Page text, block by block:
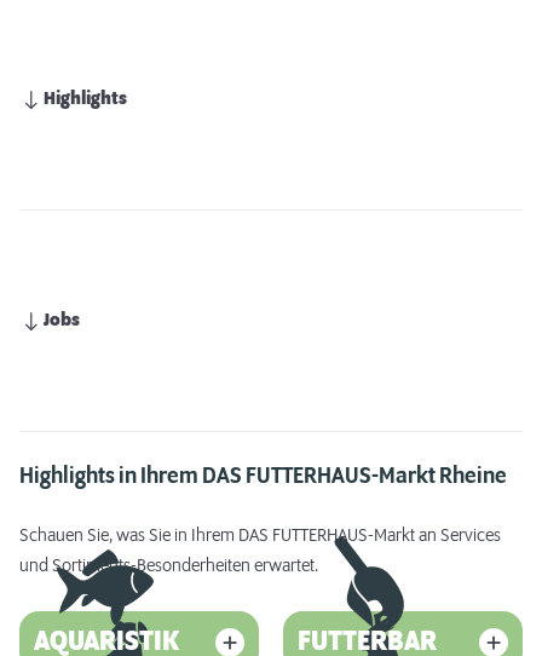
Highlights
Jobs
Highlights in Ihrem DAS FUTTERHAUS-Markt Rheine
Schauen Sie, was Sie in Ihrem DAS FUTTERHAUS-Markt an Services
und Sortiments-Besonderheiten erwartet.
AQUARISTIK FUTTERBAR